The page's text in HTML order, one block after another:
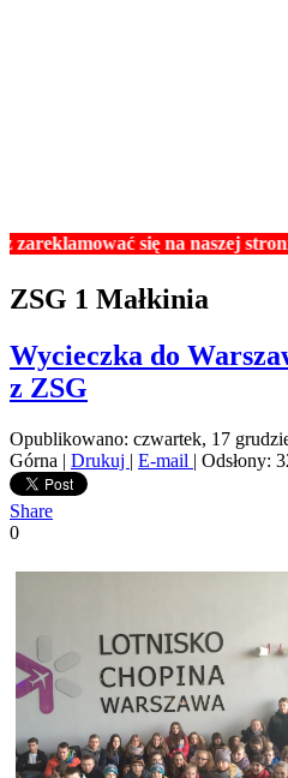
się na naszej stronie
ZSG 1 Małkinia
Wycieczka do
z ZSG
Opublikowano: czwartek, 17
Górna | Drukuj | E-mail | Odsłony:
Share
0